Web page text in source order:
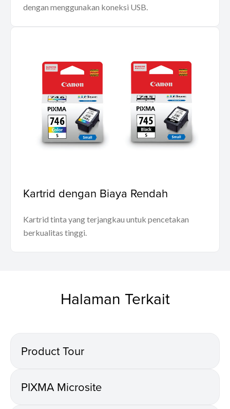
dengan menggunakan koneksi USB.
Kartrid dengan Biaya Rendah
Kartrid tinta yang terjangkau untuk pencetakan
berkualitas tinggi.
Halaman Terkait
Product Tour
PIXMA Microsite